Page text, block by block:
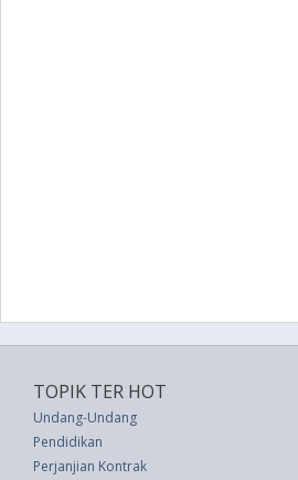
TOPIK TER HOT
Undang-Undang
Pendidikan
Perjanjian Kontrak